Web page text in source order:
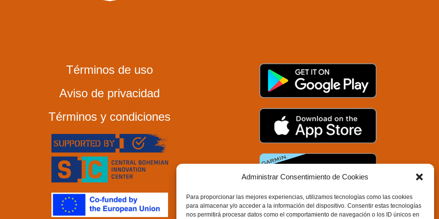
Administrar Consentimiento de Cookies
Para proporcionar las mejores experiencias, utilizamos tecnologías como las cookies
para almacenar y/o acceder a la información del dispositivo. Consentir estas tecnologías
nos permitirá procesar datos como el comportamiento de navegación o los ID únicos en
Términos de uso
Aviso de privacidad
Términos y condiciones